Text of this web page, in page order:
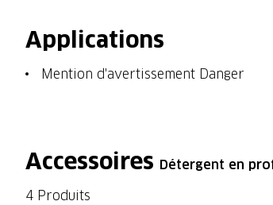
Applications
Mention d'avertissement Danger
Accessoires Détergent en
4 Produits